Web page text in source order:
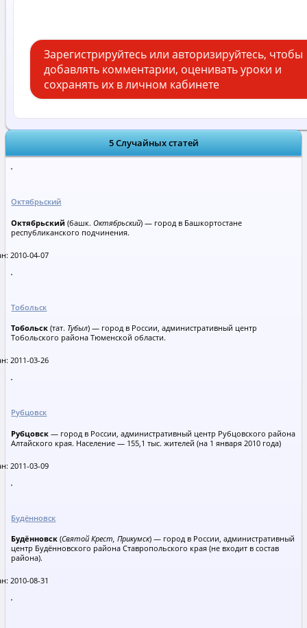
Зарегистрируйтесь или авторизируйтесь, чтобы
добавлять комментарии, оценивать уроки и
сохранять их в личном кабинете
5 Случайных статей
Октябрьский
Октябрьский (башк.Октябрьский) — город в Башкортостане
республиканского подчинения.
2010-04-07
Тобольск
Тобольск (тат. Тубыл) — город в России, административный центр
Тобольского района Тюменской области.
2011-03-26
Рубцовск
Рубцовск — город в России, административный центр Рубцовского района
Алтайского края. Население — 155,1 тыс. жителей (на 1 января 2010 года)
2011-03-09
Будённовск
Будённовск (Святой Крест, Прикумск) — город в России, административный
центр Будённовского района Ставропольского края (не входит в состав
района).
2010-08-31